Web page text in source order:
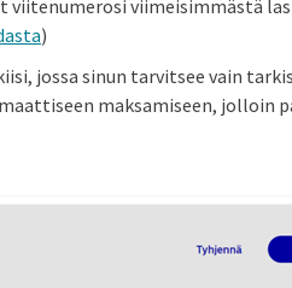
viimeisimmästä
)
jossa sinun tarvitsee vain
maksamiseen, jolloin